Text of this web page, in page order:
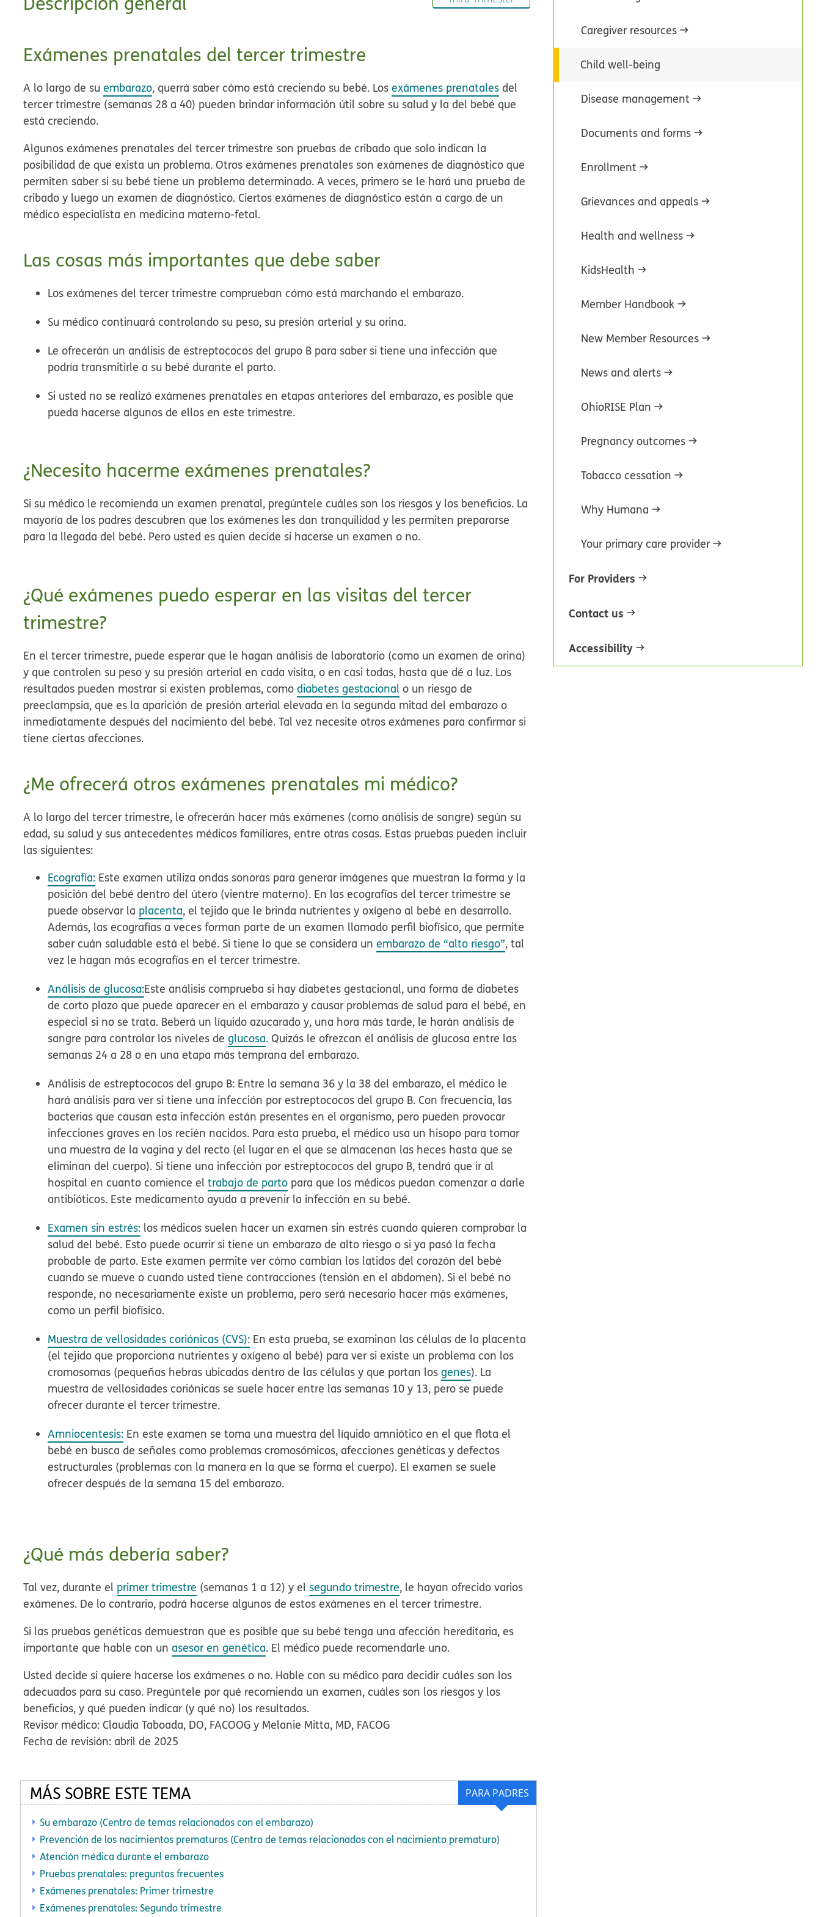
Exámenes prenatales del tercer trimestre
A lo largo de suembarazo, querrá saber cómo está creciendo su bebé. Losexámenes prenatales del
tercer trimestre (semanas 28 a 40) pueden brindar información útil sobre su salud y la del bebé que
está creciendo.
Algunos exámenes prenatales del tercer trimestre son pruebas de cribado que solo indican la
posibilidad de que exista un problema. Otros exámenes prenatales sonexámenes de diagnóstico que
permiten saber si su bebé tiene un problema determinado. A veces, primero se le hará una prueba de
cribado y luego un examen de diagnóstico. Ciertos exámenes de diagnóstico están a cargo de un
médico especialista en medicina materno-fetal.
Las cosas más importantes que debe saber
Los exámenes del tercer trimestre comprueban cómo está marchando el embarazo.
Su médico continuará controlando su peso, su presión arterial y su orina.
Le ofrecerán un análisis de estreptococos del grupo B para saber si tiene una infección que
podría transmitirle a su bebé durante el parto.
Si usted no se realizó exámenes prenatales en etapas anteriores del embarazo, es posible que
pueda hacerse algunos de ellos en este trimestre.
¿Necesito hacerme exámenes prenatales?
Si su médico le recomienda un examen prenatal, pregúntele cuáles son los riesgos y los beneficios. La
mayoría de los padres descubren que los exámenes les dan tranquilidad y les permiten prepararse
para la llegada del bebé. Pero usted es quien decide si hacerse un examen o no.
¿Qué exámenes puedo esperar en las visitas del tercer
trimestre?
En el tercer trimestre, puede esperar que le hagan análisis de laboratorio (como un examen de orina)
y que controlen su peso y su presión arterial en cada visita, o en casi todas, hasta que dé a luz. Los
resultados pueden mostrar si existen problemas, comodiabetes gestacional o un riesgo de
preeclampsia, que es la aparición de presión arterial elevada en la segunda mitad del embarazo o
inmediatamente después del nacimiento del bebé. Tal vez necesite otros exámenes para confirmar si
tiene ciertas afecciones.
¿Me ofrecerá otros exámenes prenatales mi médico?
A lo largo del tercer trimestre, le ofrecerán hacer más exámenes (como análisis de sangre) según su
edad, su salud y sus antecedentes médicos familiares, entre otras cosas. Estas pruebas pueden incluir
las siguientes:
Ecografía: Este examen utiliza ondas sonoras para generar imágenes que muestran la forma y la
posición del bebé dentro del útero (vientre materno). En las ecografías del tercer trimestre se
puede observar la placenta, el tejido que le brinda nutrientes y oxígeno al bebé en desarrollo.
Además, las ecografías a veces forman parte de un examen llamado perfil biofísico, que permite
saber cuán saludable está el bebé. Si tiene lo que se considera unembarazo de “alto riesgo”, tal
vez le hagan más ecografías en el tercer trimestre.
Análisis de glucosa:Este análisis comprueba si hay diabetes gestacional, una forma de diabetes
de corto plazo que puede aparecer en el embarazo y causar problemas de salud para el bebé, en
especial si no se trata. Beberá un líquido azucarado y, una hora más tarde, le harán análisis de
sangre para controlar los niveles deglucosa. Quizás le ofrezcan el análisis de glucosa entre las
semanas 24 a 28 o en una etapa más temprana del embarazo.
Análisis de estreptococos del grupo B: Entre la semana 36 y la 38 del embarazo, el médico le
hará análisis para ver si tiene una infección por estreptococos del grupo B. Con frecuencia, las
bacterias que causan esta infección están presentes en el organismo, pero pueden provocar
infecciones graves en los recién nacidos. Para esta prueba, el médico usa un hisopo para tomar
una muestra de la vagina y del recto (el lugar en el que se almacenan las heces hasta que se
eliminan del cuerpo). Si tiene una infección por estreptococos del grupo B, tendrá que ir al
hospital en cuanto comience eltrabajo de parto para que los médicos puedan comenzar a darle
antibióticos. Este medicamento ayuda a prevenir la infección en su bebé.
Examen sin estrés: los médicos suelen hacer un examen sin estrés cuando quieren comprobar la
salud del bebé. Esto puede ocurrir si tiene un embarazo de alto riesgo o si ya pasó la fecha
probable de parto. Este examen permite ver cómo cambian los latidos del corazón del bebé
cuando se mueve o cuando usted tiene contracciones (tensión en el abdomen). Si el bebé no
responde, no necesariamente existe un problema, pero será necesario hacer más exámenes,
como un perfil biofísico.
Muestra de vellosidades coriónicas (CVS): En esta prueba, se examinan las células de la placenta
(el tejido que proporciona nutrientes y oxígeno al bebé) para ver si existe un problema con los
cromosomas (pequeñas hebras ubicadas dentro de las células y que portan losgenes). La
muestra de vellosidades coriónicas se suele hacer entre las semanas 10 y 13, pero se puede
ofrecer durante el tercer trimestre.
Amniocentesis: En este examen se toma una muestra del líquido amniótico en el que flota el
bebé en busca de señales como problemas cromosómicos, afecciones genéticas y defectos
estructurales (problemas con la manera en la que se forma el cuerpo). El examen se suele
ofrecer después de la semana 15 del embarazo.
¿Qué más debería saber?
Tal vez, durante el primer trimestre (semanas 1 a 12) y el segundo trimestre, le hayan ofrecido varios
exámenes. De lo contrario, podrá hacerse algunos de estos exámenes en el tercer trimestre.
Si las pruebas genéticas demuestran que es posible que su bebé tenga una afección hereditaria, es
importante que hable con unasesor en genética. El médico puede recomendarle uno.
Usted decide si quiere hacerse los exámenes o no. Hable con su médico para decidir cuáles son los
adecuados para su caso. Pregúntele por qué recomienda un examen, cuáles son los riesgos y los
beneficios, y qué pueden indicar (y qué no) los resultados.
Revisor médico: Claudia Taboada, DO, FACOOG y Melanie Mitta, MD, FACOG
Fecha de revisión: abril de 2025
PARA PADRES
MÁS SOBRE ESTE TEMA
Su embarazo (Centro de temas relacionados con el embarazo)
Prevención de los nacimientos prematuros (Centro de temas relacionados con el nacimiento prematuro)
Atención médica durante el embarazo
Pruebas prenatales: preguntas frecuentes
Exámenes prenatales: Primer trimestre
Exámenes prenatales: Segundo trimestre
Caregiver resources
Child well-being
Disease management
Documents and forms
Enrollment
Grievances and appeals
Health and wellness
KidsHealth
Member Handbook
New Member Resources
News and alerts
OhioRISE Plan
Pregnancy outcomes
Tobacco cessation
Why Humana
Your primary care provider
For Providers
Contact us
Accessibility